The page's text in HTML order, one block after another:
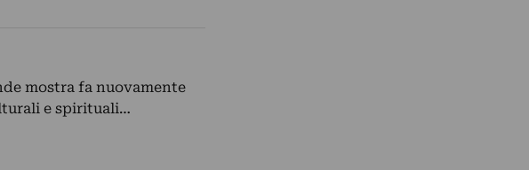
mostra fa nuovamente
e spirituali…